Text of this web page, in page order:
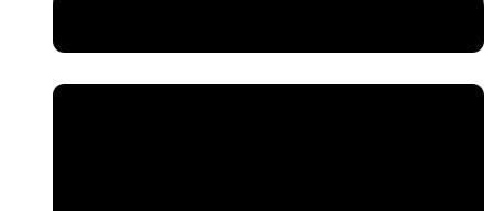
migrar de uma oferta de “produtos” isolados para
qualidade, produtos de síntese convencionais (em doses otimizadas e